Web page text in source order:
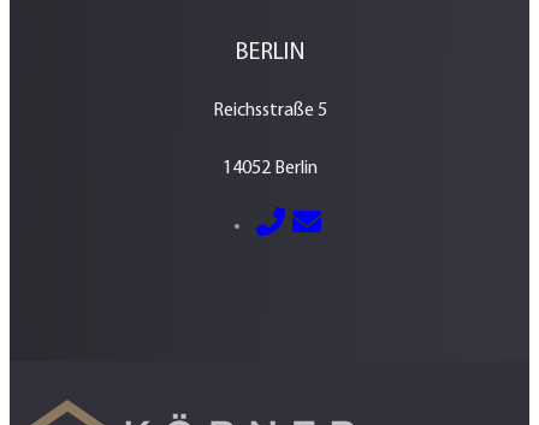
BERLIN
Reichsstraße 5
14052 Berlin
030 – 700 800 760
E-Mail senden